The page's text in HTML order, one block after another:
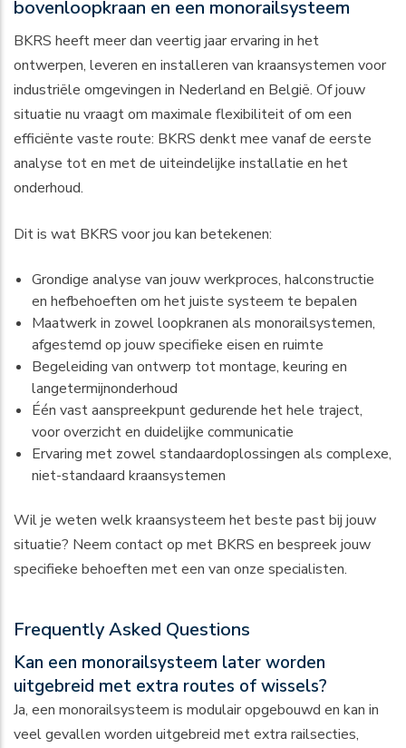
bovenloopkraan en een monorailsysteem
BKRS heeft meer dan veertig jaar ervaring in het
ontwerpen, leveren en installeren van kraansystemen voor
industriële omgevingen in Nederland en België. Of jouw
situatie nu vraagt om maximale flexibiliteit of om een
efficiënte vaste route: BKRS denkt mee vanaf de eerste
analyse tot en met de uiteindelijke installatie en het
onderhoud.
Dit is wat BKRS voor jou kan betekenen:
Grondige analyse van jouw werkproces, halconstructie
en hefbehoeften om het juiste systeem te bepalen
Maatwerk in zowelloopkranen als monorailsystemen,
afgestemd op jouw specifieke eisen en ruimte
Begeleiding van ontwerp tot montage, keuring en
langetermijnonderhoud
Één vast aanspreekpunt gedurende het hele traject,
voor overzicht en duidelijke communicatie
Ervaring met zowel standaardoplossingen als complexe,
niet-standaard kraansystemen
Wil je weten welk kraansysteem het beste past bij jouw
situatie? Neem contact op met BKRS en bespreek jouw
specifieke behoeften met een van onze specialisten.
Frequently Asked Questions
Kan een monorailsysteem later worden
uitgebreid met extra routes of wissels?
Ja, een monorailsysteem is modulair opgebouwd en kan in
veel gevallen worden uitgebreid met extra railsecties,